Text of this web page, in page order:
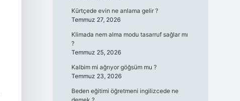
Kürtçede evin ne anlama gelir ?
Temmuz 27, 2026
Klimada nem alma modu tasarruf sağlar mı
?
Temmuz 25, 2026
Kalbim mi ağrıyor göğsüm mu ?
Temmuz 23, 2026
Beden eğitimi öğretmeni ingilizcede ne